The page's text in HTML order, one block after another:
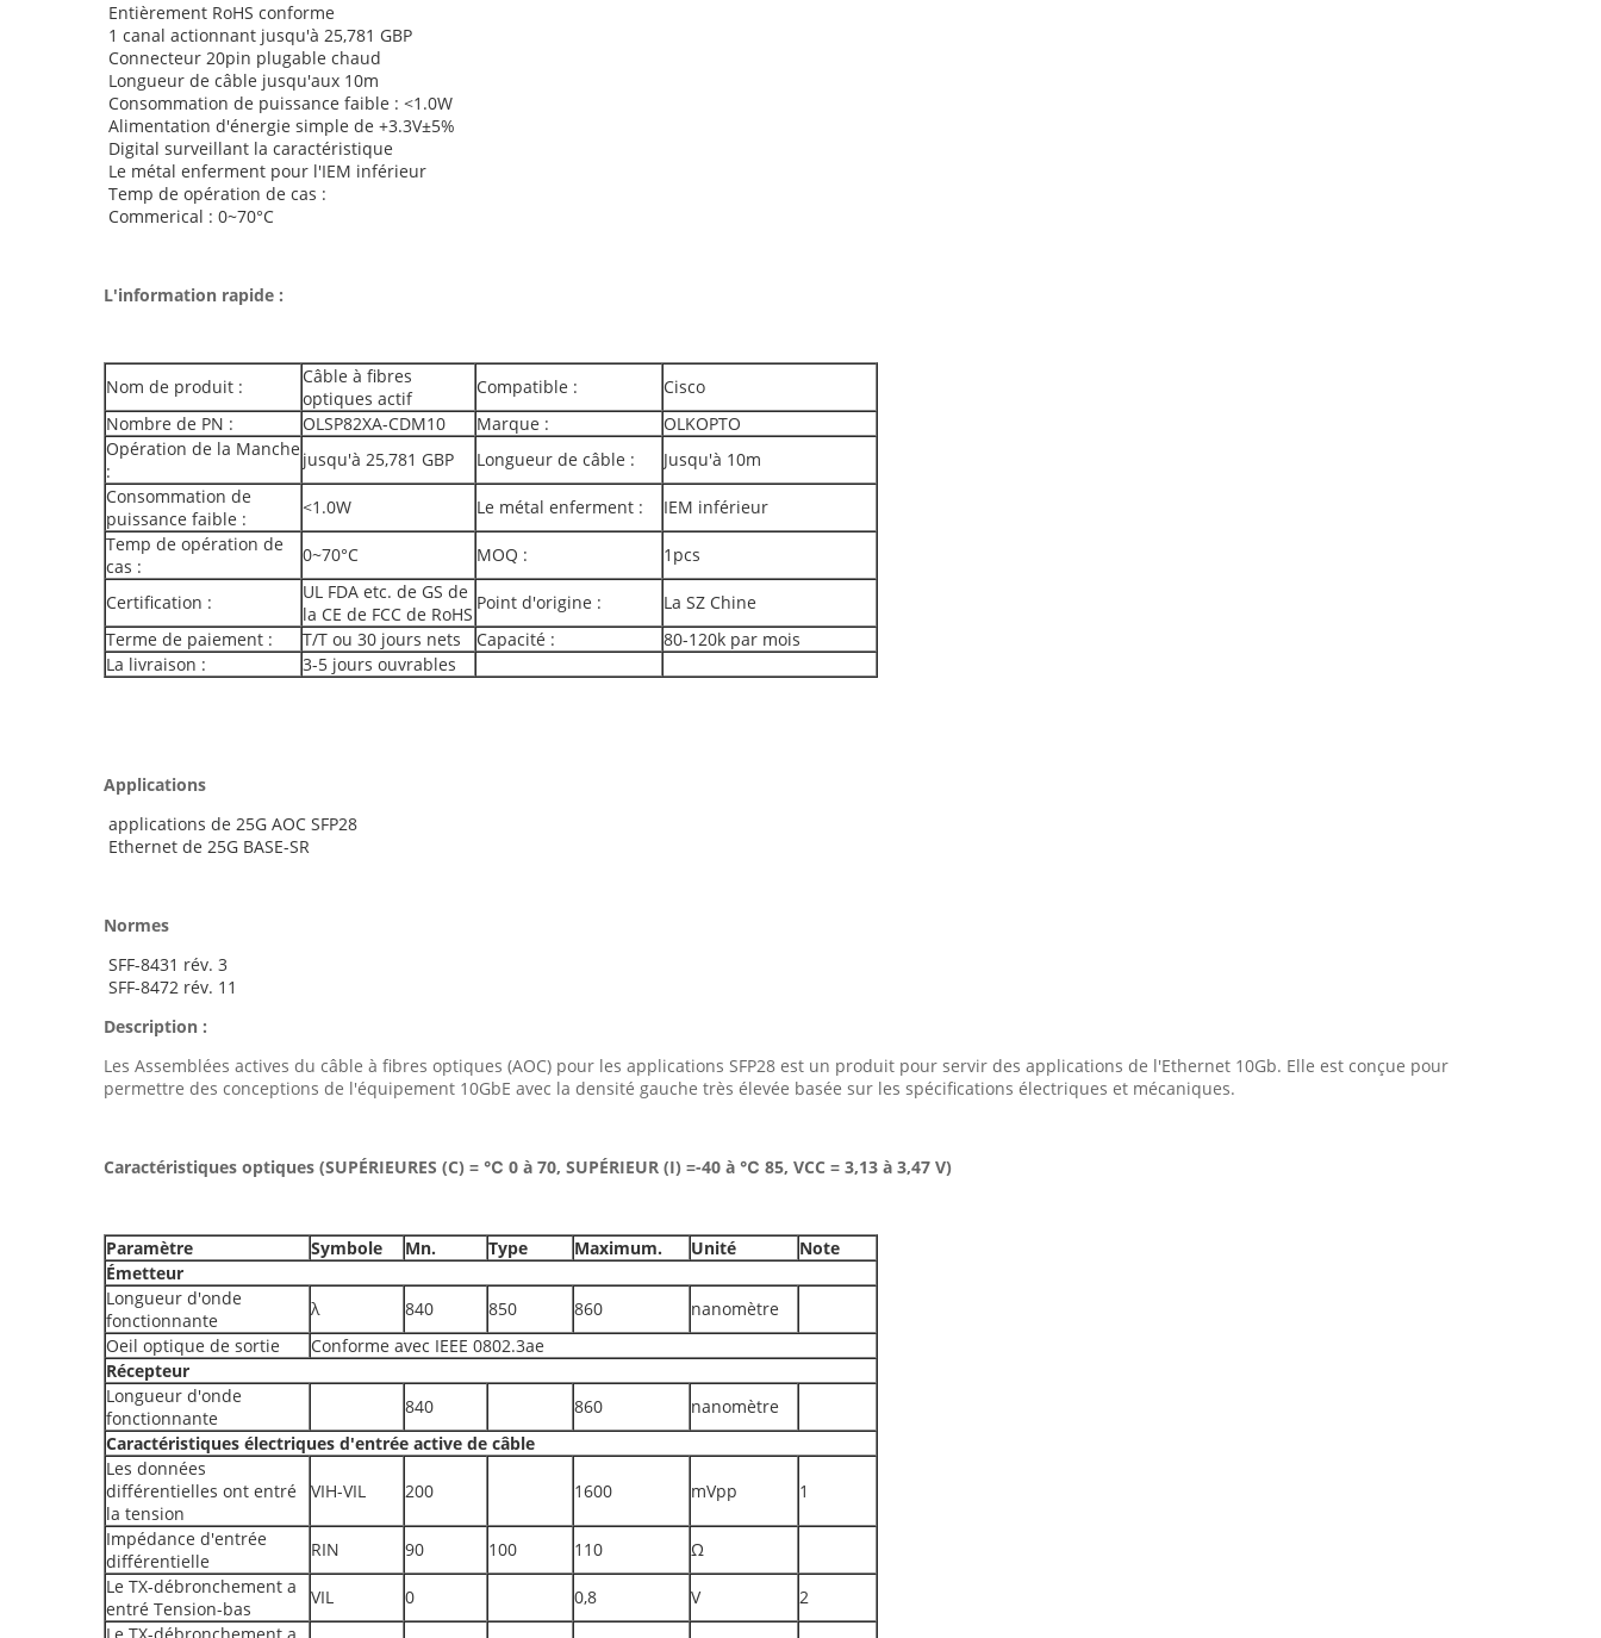
Entièrement RoHS conforme
1 canal actionnant jusqu'à 25,781 GBP
Connecteur 20pin plugable chaud
Longueur de câble jusqu'aux 10m
Consommation de puissance faible : <1.0W
Alimentation d'énergie simple de +3.3V±5%
Digital surveillant la caractéristique
Le métal enferment pour l'IEM inférieur
Temp de opération de cas :
Commerical : 0~70°C
L'information rapide :
Nom de produit :
Câble à fibres
optiques actif
Compatible :
Cisco
Nombre de PN :
OLSP82XA-CDM10 Marque :
OLKOPTO
Opération de la Manche
:
jusqu'à 25,781 GBP Longueur de câble :
Jusqu'à 10m
Consommation de
puissance faible :
<1.0W Le métal enferment :
IEM inférieur
Temp de opération de
cas :
0~70°C MOQ : 1pcs
Certification :
UL FDA etc. de GS de
la CE de FCC de RoHS
Point d'origine :
La SZ Chine
Terme de paiement :
T/T ou 30 jours nets Capacité :
80-120k par mois
La livraison :
3-5 jours ouvrables
Applications
applications de 25G AOC SFP28
Ethernet de 25G BASE-SR
Normes
SFF-8431 rév. 3
SFF-8472 rév. 11
Description :
Les Assemblées actives du câble à fibres optiques (AOC) pour les applications SFP28 est un produit pour servir des applications de l'Ethernet 10Gb. Elle est conçue pour
permettre des conceptions de l'équipement 10GbE avec la densité gauche très élevée basée sur les spécifications électriques et mécaniques.
Caractéristiques optiques (SUPÉRIEURES (C) = ℃ 0 à 70, SUPÉRIEUR (I) =-40 à ℃ 85, VCC = 3,13 à 3,47 V)
Paramètre Symbole Mn. Type Maximum. Unité
Note
Émetteur
Longueur d'onde
fonctionnante
λ 840 850 860
nanomètre
Oeil optique de sortie
Conforme avec IEEE 0802.3ae
Récepteur
Longueur d'onde
fonctionnante
840 860
nanomètre
Caractéristiques électriques d'entrée active de câble
Les données
différentielles ont entré
la tension
VIH-VIL 200 1600 mVpp 1
Impédance d'entrée
différentielle
RIN 90 100 110
Ω
Le TX-débronchement a
entré Tension-bas
VIL 0 0,8 V
2